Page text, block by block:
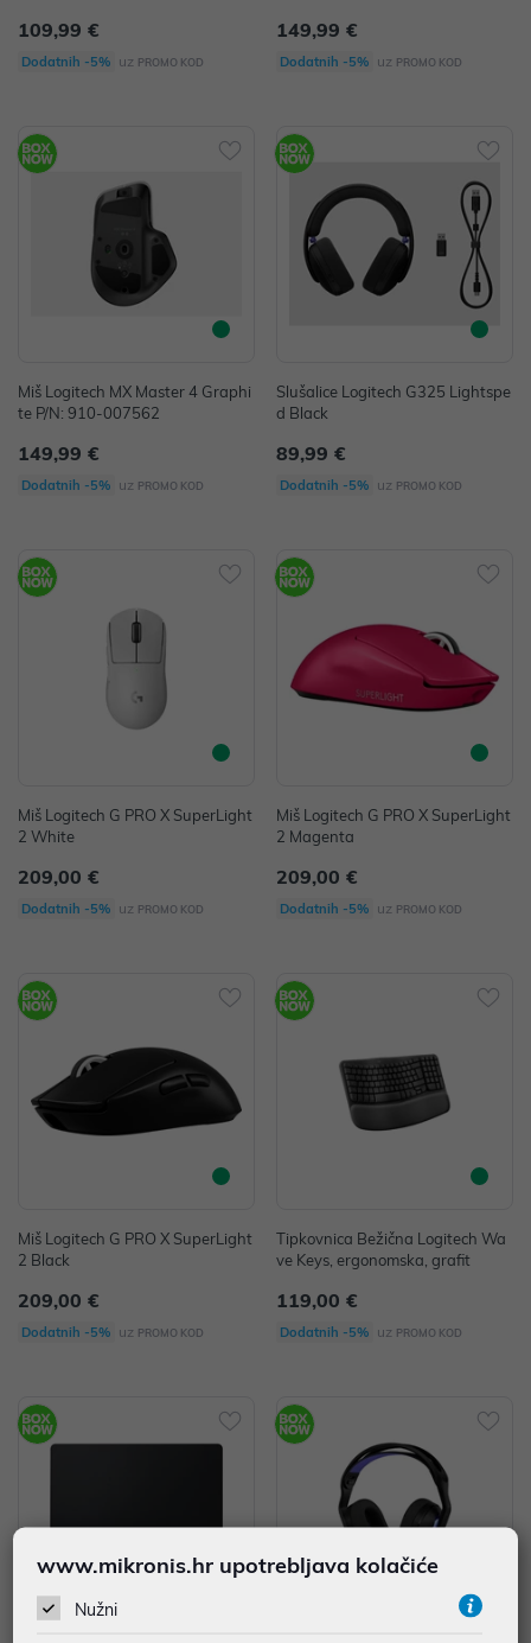
109,99 €
Dodatnih -5% uz PROMO KOD
149,99 €
Dodatnih -5% uz PROMO KOD
Miš Logitech MX Master 4 Graphi
te P/N: 910-007562
149,99 €
Dodatnih -5% uz PROMO KOD
Slušalice Logitech G325 Lightspe
d Black
89,99 €
Dodatnih -5% uz PROMO KOD
Miš Logitech G PRO X SuperLight
2 White
209,00 €
Dodatnih -5% uz PROMO KOD
Miš Logitech G PRO X SuperLight
2 Magenta
209,00 €
Dodatnih -5% uz PROMO KOD
Miš Logitech G PRO X SuperLight
2 Black
209,00 €
Dodatnih -5% uz PROMO KOD
Tipkovnica Bežična Logitech Wa
ve Keys, ergonomska, grafit
119,00 €
Dodatnih -5% uz PROMO KOD
www.mikronis.hr upotrebljava kolačiće
Nužni